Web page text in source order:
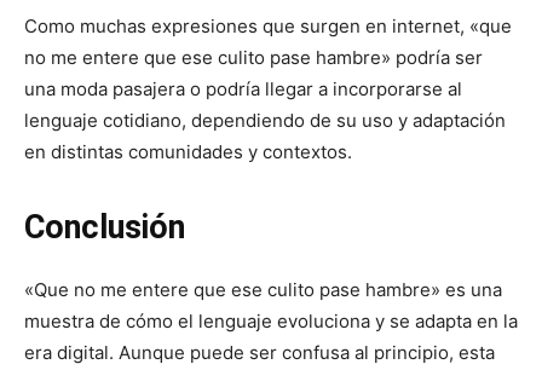
Como muchas expresiones que surgen en internet, «que
no me entere que ese culito pase hambre» podría ser
una moda pasajera o podría llegar a incorporarse al
lenguaje cotidiano, dependiendo de su uso y adaptación
en distintas comunidades y contextos.
Conclusión
«Que no me entere que ese culito pase hambre» es una
muestra de cómo el lenguaje evoluciona y se adapta en la
era digital. Aunque puede ser confusa al principio, esta